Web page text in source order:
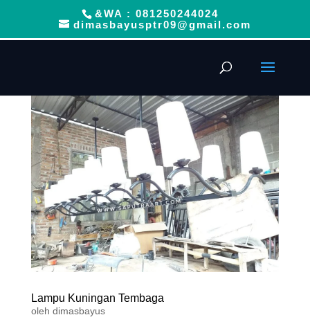
&WA : 081250244024
dimasbayusptr09@gmail.com
Lampu Kuningan Tembaga
oleh dimasbayus